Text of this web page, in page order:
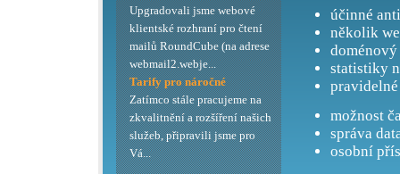
účinné
několik
doménový
statistiky
možnost
správa
osobní
Upgradovali jsme webové
klientské rozhraní pro čtení
mailů RoundCube (na adrese
webmail2.webje...
Tarify pro náročné
Zatímco stále pracujeme na
zkvalitnění a rozšíření našich
služeb, připravili jsme pro
Vá...